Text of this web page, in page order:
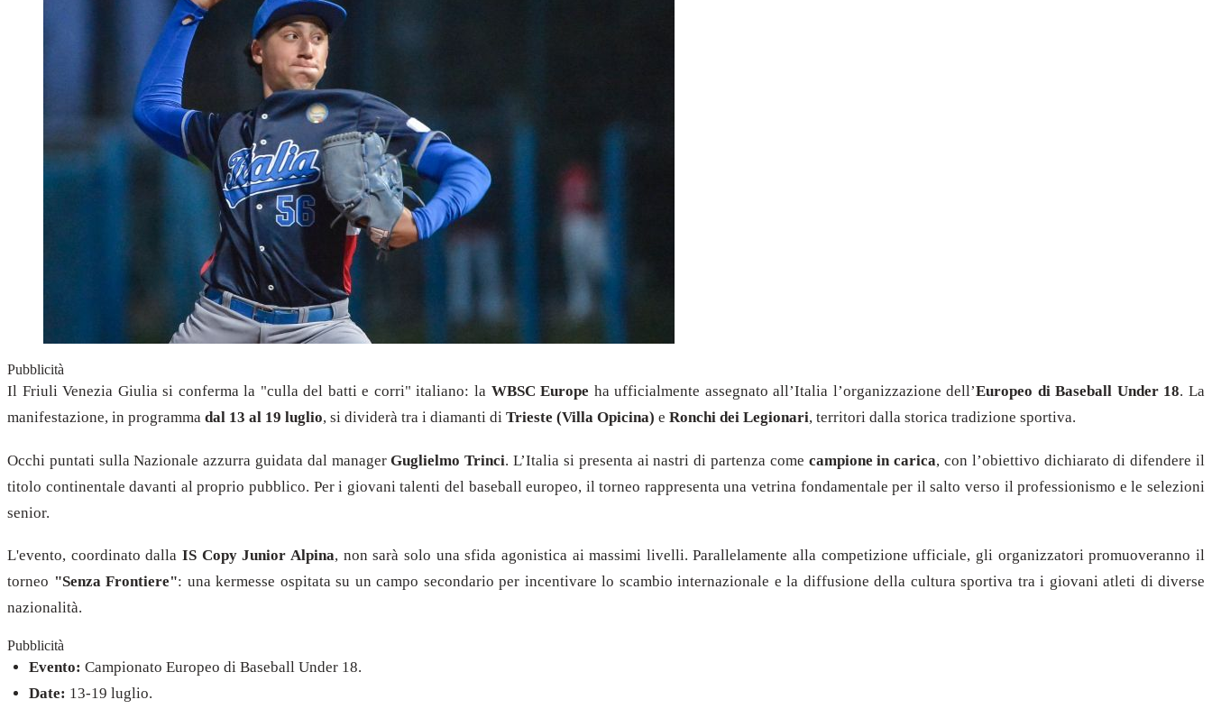
Pubblicità
Il Friuli Venezia Giulia si conferma la "culla del batti e corri" italiano: la WBSC Europe ha ufficialmente assegnato all’Italia l’organizzazione dell’Europeo di Baseball Under 18. La
manifestazione, in programma dal 13 al 19 luglio, si dividerà tra i diamanti di Trieste (Villa Opicina) e Ronchi dei Legionari, territori dalla storica tradizione sportiva.
Occhi puntati sulla Nazionale azzurra guidata dal managerGuglielmo Trinci. L’Italia si presenta ai nastri di partenza come campione in carica, con l’obiettivo dichiarato di difendere il
titolo continentale davanti al proprio pubblico. Per i giovani talenti del baseball europeo, il torneo rappresenta una vetrina fondamentale per il salto verso il professionismo e le selezioni
senior.
L'evento, coordinato dalla IS Copy Junior Alpina, non sarà solo una sfida agonistica ai massimi livelli. Parallelamente alla competizione ufficiale, gli organizzatori promuoveranno il
torneo "Senza Frontiere": una kermesse ospitata su un campo secondario per incentivare lo scambio internazionale e la diffusione della cultura sportiva tra i giovani atleti di diverse
nazionalità.
Pubblicità
Evento: Campionato Europeo di Baseball Under 18.
Date: 13-19 luglio.